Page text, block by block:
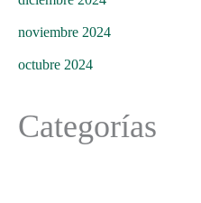
noviembre 2024
octubre 2024
Categorías